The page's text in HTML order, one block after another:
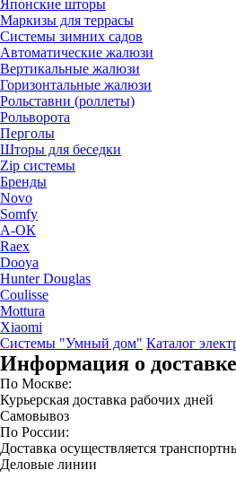
Японские шторы
Маркизы для террасы
Системы зимних садов
Автоматические жалюзи
Вертикальные жалюзи
Горизонтальные жалюзи
Рольставни (роллеты)
Рольворота
Перголы
Шторы для беседки
Zip системы
Бренды
Novo
Somfy
А-ОК
Raex
Dooya
Hunter Douglas
Coulisse
Mottura
Xiaomi
Системы "Умный дом" Каталог
Информация о доставке
По Москве:
Курьерская доставка рабочих дней
Самовывоз
По России:
Доставка осуществляется
Деловые линии